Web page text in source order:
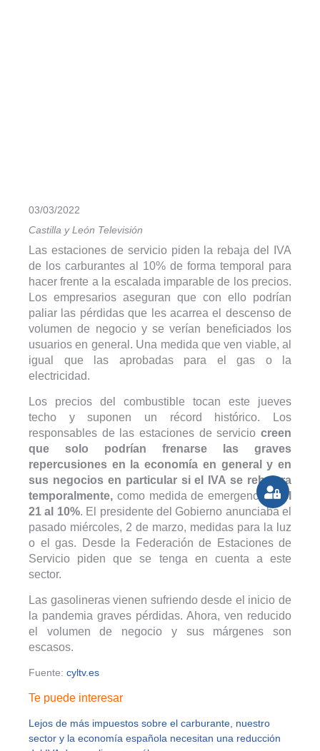
03/03/2022
Castilla y León Televisión
Las estaciones de servicio piden la rebaja del IVA
de los carburantes al 10% de forma temporal para
hacer frente a la escalada imparable de los precios.
Los empresarios aseguran que con ello podrían
paliar las pérdidas que les acarrea el descenso de
volumen de negocio y se verían beneficiados los
usuarios en general. Una medida que ven viable, al
igual que las aprobadas para el gas o la
electricidad.
Los precios del combustible tocan este jueves
techo y suponen un récord histórico. Los
responsables de las estaciones de servicio creen
que solo podrían frenarse las graves
repercusiones en la economía en general y en
sus negocios en particular si el IVA se rebajara
temporalmente, como medida de emergencia,del
21 al 10%. El presidente del Gobierno anunciaba el
pasado miércoles, 2 de marzo, medidas para la luz
o el gas. Desde la Federación de Estaciones de
Servicio piden que se tenga en cuenta a este
sector.
Las gasolineras vienen sufriendo desde el inicio de
la pandemia graves pérdidas. Ahora, ven reducido
el volumen de negocio y sus márgenes son
escasos.
Fuente: cyltv.es
Te puede interesar
Lejos de más impuestos sobre el carburante, nuestro
sector y la economía española necesitan una reducción